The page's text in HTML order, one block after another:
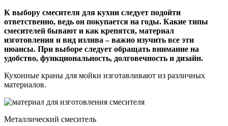
К выбору смесителя для кухни следует подойти
ответственно, ведь он покупается на годы. Какие типы
смесителей бывают и как крепятся, материал
изготовления и вид излива – важно изучить все эти
нюансы. При выборе следует обращать внимание на
удобство, функциональность, долговечность и дизайн.
Кухонные краны для мойки изготавливают из различных
материалов.
Металлический смеситель